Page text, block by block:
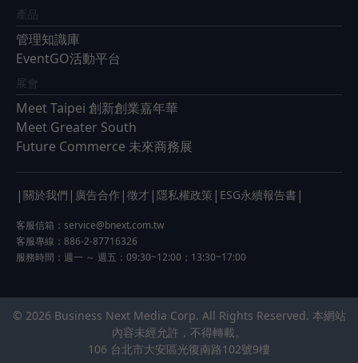
產品
管理知識庫
EventGO活動平台
展會
Meet Taipei 創新創業嘉年華
Meet Greater South
Future Commerce 未來商務展
| 關於我們 | 廣告合作 | 徵才 | 隱私權政策 | ESG永續報告書 |
客服信箱： service@bnext.com.tw
客服專線：886-2-87716326
服務時間：週一 ～ 週五：09:30~12:00；13:30~17:00
© 2026 Business Next Media Corp. All Rights Reserved. 本網站
內容未經允許，不得轉載。
106 台北市大安區光復南路102號9樓